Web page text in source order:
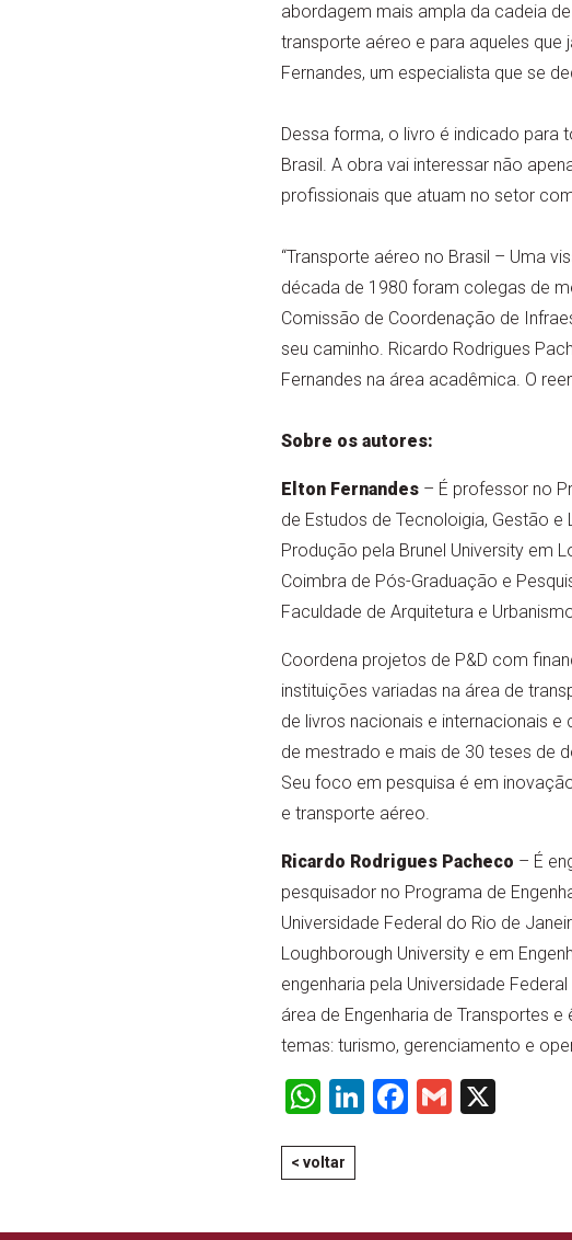
abordagem mais ampla da cadeia
transporte aéreo e para aqueles que
Fernandes, um especialista que se
Dessa forma, o livro é indicado para
Brasil. A obra vai interessar não
profissionais que atuam no setor
“Transporte aéreo no Brasil – Uma
década de 1980 foram colegas de
Comissão de Coordenação de
seu caminho. Ricardo Rodrigues
Fernandes na área acadêmica. O
Sobre os autores:
Elton Fernandes– É professor no
de Estudos de Tecnoloigia, Gestão
Produção pela Brunel University em
Coimbra de Pós-Graduação e
Faculdade de Arquitetura e
Coordena projetos de P&D com
instituições variadas na área de
de livros nacionais e internacionais
de mestrado e mais de 30 teses de
Seu foco em pesquisa é em
e transporte aéreo.
Ricardo Rodrigues Pacheco – É
pesquisador no Programa de
Universidade Federal do Rio de
Loughborough University e em
engenharia pela Universidade
área de Engenharia de Transportes
temas: turismo, gerenciamento e
WhatsApp
LinkedIn
Facebook
Gmail
X
< voltar